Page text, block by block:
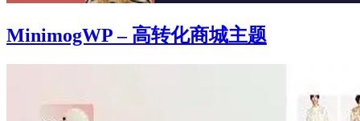
MinimogWP – 高转化商城主题